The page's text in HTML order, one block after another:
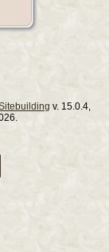
v. 15.0.4,